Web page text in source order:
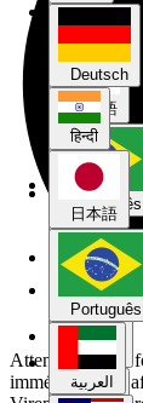
हिन्दी
日本語
Português
العربية
Melayu
Deutsch
हिन्दी
日本語
Português
العربية
Attention !Une
immédiatement